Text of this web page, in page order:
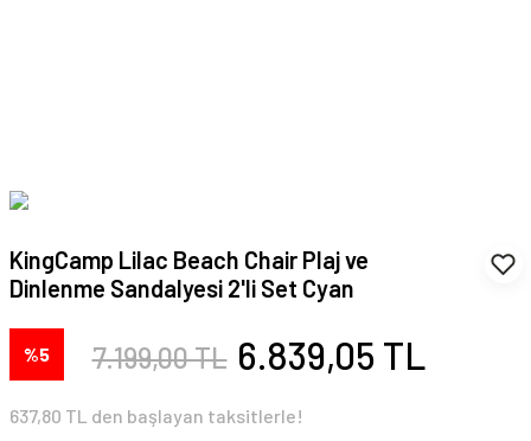
KingCamp Lilac Beach Chair Plaj ve
Dinlenme Sandalyesi 2'li Set Cyan
%5 7.199,00 TL 6.839,05 TL
637,80 TL den başlayan taksitlerle!